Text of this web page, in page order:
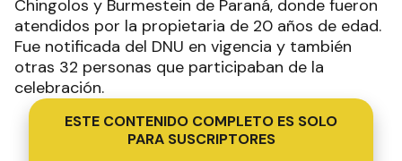
Chingolos y Burmestein de Paraná, donde fueron
atendidos por la propietaria de 20 años de edad.
Fue notificada del DNU en vigencia y también
otras 32 personas que participaban de la
celebración.
ESTE CONTENIDO COMPLETO ES SOLO
PARA SUSCRIPTORES